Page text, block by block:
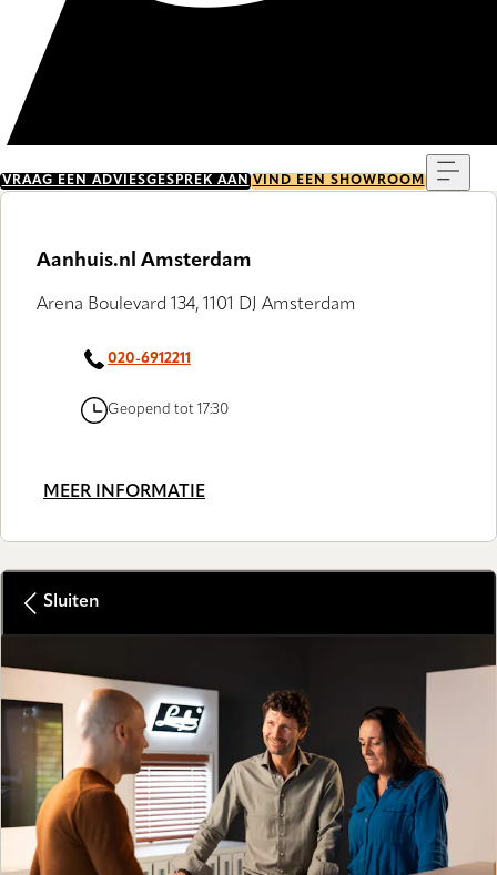
VRAAG EEN ADVIESGESPREK AAN VIND EEN SHOWROOM
Aanhuis.nl Amsterdam
Arena Boulevard 134, 1101 DJ Amsterdam
020-6912211
Geopend tot 17:30
MEER INFORMATIE
Sluiten